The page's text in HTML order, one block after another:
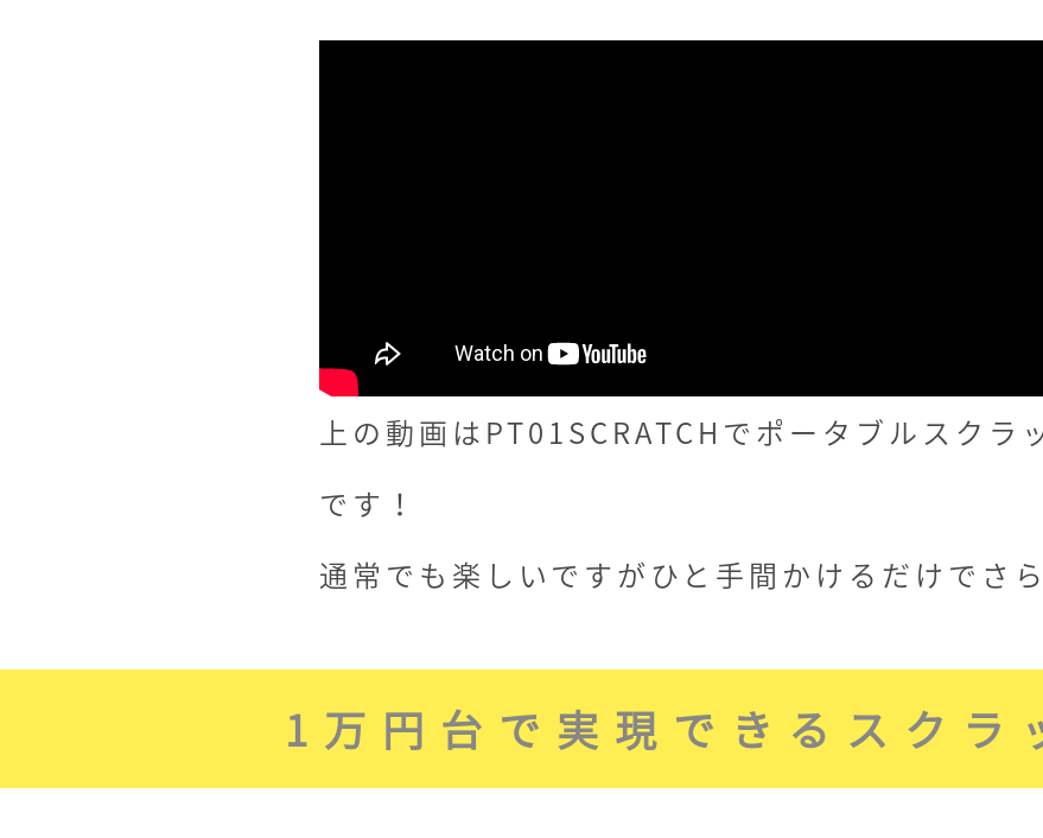
上の動画はPT01SCRATCHでポータブルスクラ
です！
通常でも楽しいですがひと手間かけるだけでさ
1万円台で実現できるスクラ